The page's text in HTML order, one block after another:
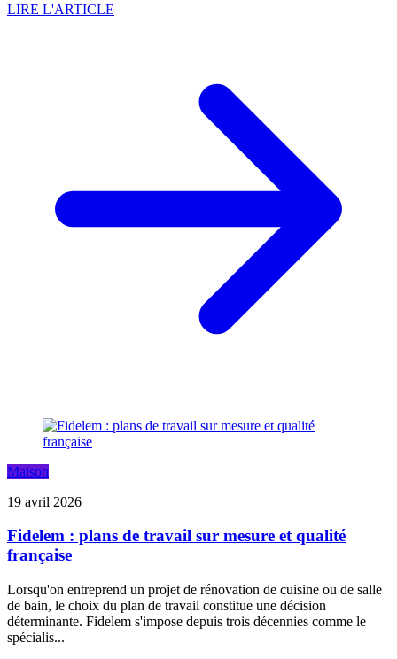
LIRE L'ARTICLE
Maison
19 avril 2026
Fidelem : plans de travail sur mesure et qualité
française
Lorsqu'on entreprend un projet de rénovation de cuisine ou de salle
de bain, le choix du plan de travail constitue une décision
déterminante. Fidelem s'impose depuis trois décennies comme le
spécialis...